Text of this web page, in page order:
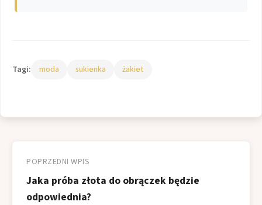
Tagi: moda sukienka żakiet
wpisu
POPRZEDNI WPIS
Jaka próba złota do obrączek będzie
odpowiednia?